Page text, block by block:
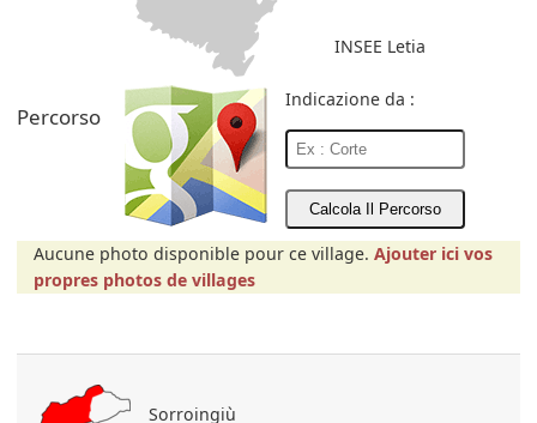
INSEE Letia
Percorso
Indicazione da :
Aucune photo disponible pour ce village.Ajouter ici vos
propres photos de villages
Sorroingiù